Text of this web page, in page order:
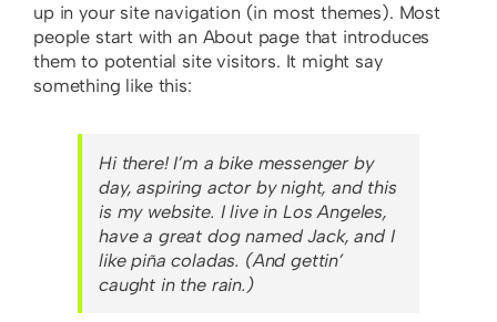
up in your site navigation (in most themes). Most
people start with an About page that introduces
them to potential site visitors. It might say
something like this:
Hi there! I’m a bike messenger by
day, aspiring actor by night, and this
is my website. I live in Los Angeles,
have a great dog named Jack, and I
like piña coladas. (And gettin’
caught in the rain.)